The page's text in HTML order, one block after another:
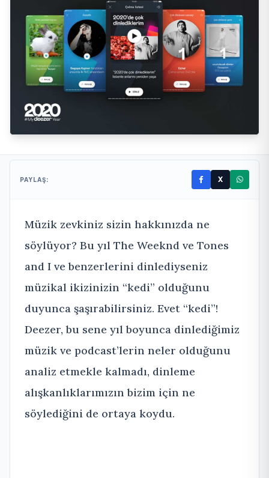
PAYLAŞ: X
Müzik zevkiniz sizin hakkınızda ne
söylüyor? Bu yıl The Weeknd ve Tones
and I ve benzerlerini dinlediyseniz
müzikal ikizinizin “kedi” olduğunu
duyunca şaşırabilirsiniz. Evet “kedi”!
Deezer, bu sene yıl boyunca dinlediğimiz
müzik ve podcast’lerin neler olduğunu
analiz etmekle kalmadı, dinleme
alışkanlıklarımızın bizim için ne
söylediğini de ortaya koydu.